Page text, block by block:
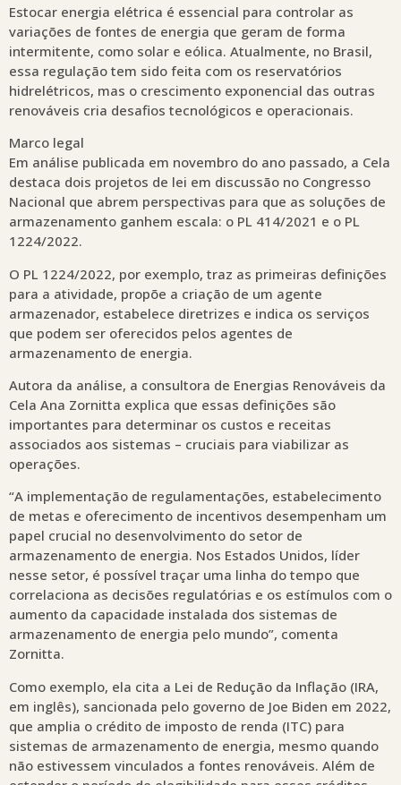
Estocar energia elétrica é essencial para controlar as
variações de fontes de energia que geram de forma
intermitente, como solar e eólica. Atualmente, no Brasil,
essa regulação tem sido feita com os reservatórios
hidrelétricos, mas o crescimento exponencial das outras
renováveis cria desafios tecnológicos e operacionais.
Marco legal
Em análise publicada em novembro do ano passado, a Cela
destaca dois projetos de lei em discussão no Congresso
Nacional que abrem perspectivas para que as soluções de
armazenamento ganhem escala: o PL 414/2021 e o PL
1224/2022.
O PL 1224/2022, por exemplo, traz as primeiras definições
para a atividade, propõe a criação de um agente
armazenador, estabelece diretrizes e indica os serviços
que podem ser oferecidos pelos agentes de
armazenamento de energia.
Autora da análise, a consultora de Energias Renováveis da
Cela Ana Zornitta explica que essas definições são
importantes para determinar os custos e receitas
associados aos sistemas – cruciais para viabilizar as
operações.
“A implementação de regulamentações, estabelecimento
de metas e oferecimento de incentivos desempenham um
papel crucial no desenvolvimento do setor de
armazenamento de energia. Nos Estados Unidos, líder
nesse setor, é possível traçar uma linha do tempo que
correlaciona as decisões regulatórias e os estímulos com o
aumento da capacidade instalada dos sistemas de
armazenamento de energia pelo mundo”, comenta
Zornitta.
Como exemplo, ela cita a Lei de Redução da Inflação (IRA,
em inglês), sancionada pelo governo de Joe Biden em 2022,
que amplia o crédito de imposto de renda (ITC) para
sistemas de armazenamento de energia, mesmo quando
não estivessem vinculados a fontes renováveis. Além de